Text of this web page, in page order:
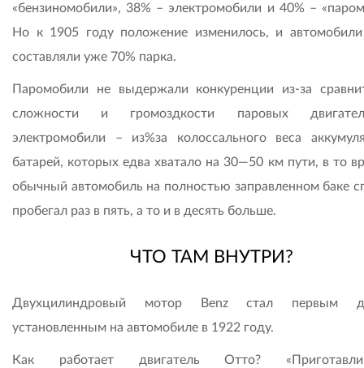
«бензиномобили», 38% – электромобили и 40% –
Но к 1905 году положение изменилось, и
составляли уже 70% парка.
Паромобили не выдержали конкуренции из-за
сложности и громоздкости паровых
электромобили – из%за колоссального веса
батарей, которых едва хватало на 30—50 км пути, в то
обычный автомобиль на полностью заправленном баке
пробегал раз в пять, а то и в десять больше.
ЧТО ТАМ ВНУТРИ?
Двухцилиндровый мотор Benz стал первым
установленным на автомобиле в 1922 году.
Как работает двигатель Отто?